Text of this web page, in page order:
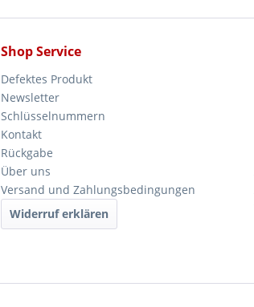
Shop Service
Defektes Produkt
Newsletter
Schlüsselnummern
Kontakt
Rückgabe
Über uns
Versand und Zahlungsbedingungen
Widerruf erklären